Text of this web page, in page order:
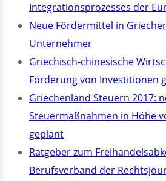
Integrationsprozesses der
Neue Fördermittel in
Unternehmer
Griechisch-chinesische
Förderung von Investitionen
Griechenland Steuern 2017:
Steuermaßnahmen in Höhe
geplant
Ratgeber zum
Berufsverband der